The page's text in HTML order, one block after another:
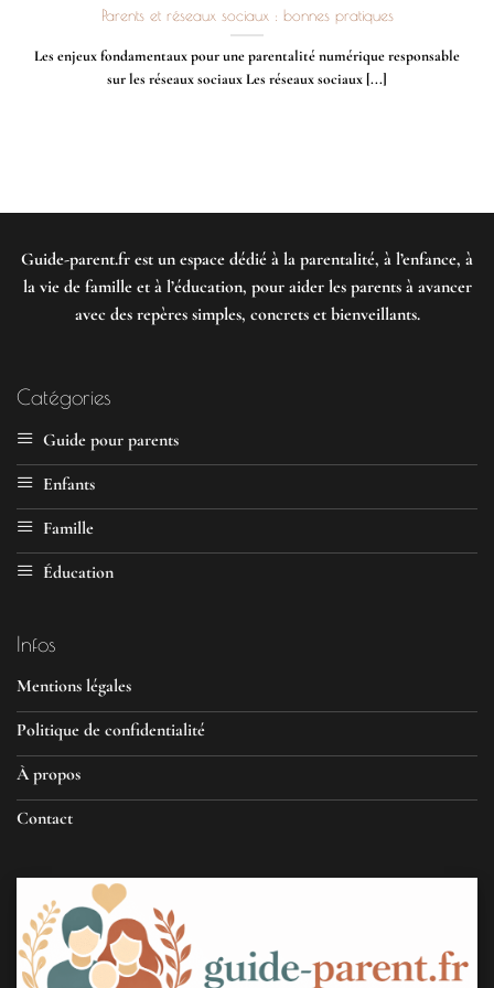
Parents et réseaux sociaux : bonnes pratiques
Les enjeux fondamentaux pour une parentalité numérique responsable
sur les réseaux sociaux Les réseaux sociaux [...]
Guide-parent.fr est un espace dédié à la parentalité, à l’enfance, à
la vie de famille et à l’éducation, pour aider les parents à avancer
avec des repères simples, concrets et bienveillants.
Catégories
Guide pour parents
Enfants
Famille
Éducation
Infos
Mentions légales
Politique de confidentialité
À propos
Contact